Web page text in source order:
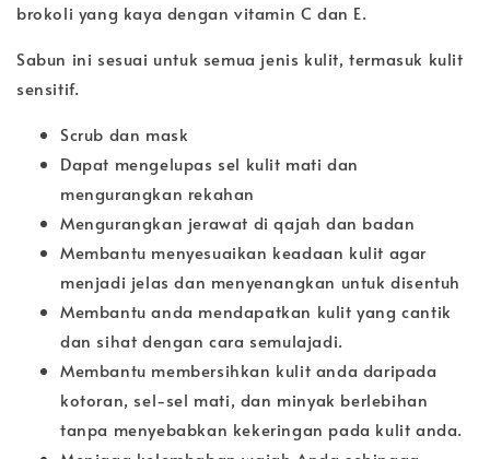
brokoli yang kaya dengan vitamin C dan E.
Sabun ini sesuai untuk semua jenis kulit, termasuk kulit
sensitif.
Scrub dan mask
Dapat mengelupas sel kulit mati dan
mengurangkan rekahan
Mengurangkan jerawat di qajah dan badan
Membantu menyesuaikan keadaan kulit agar
menjadi jelas dan menyenangkan untuk disentuh ‍️
Membantu anda mendapatkan kulit yang cantik
dan sihat dengan cara semulajadi.
Membantu membersihkan kulit anda daripada
kotoran, sel-sel mati, dan minyak berlebihan
tanpa menyebabkan kekeringan pada kulit anda.